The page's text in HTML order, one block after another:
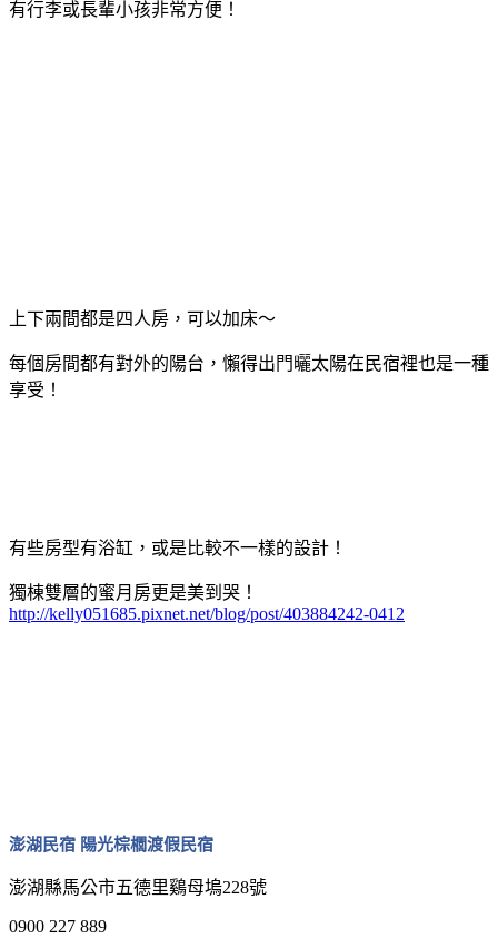
有行李或長輩小孩非常方便！
上下兩間都是四人房，可以加床～
每個房間都有對外的陽台，懶得出門曬太陽在民宿裡也是一種
享受！
有些房型有浴缸，或是比較不一樣的設計！
獨棟雙層的蜜月房更是美到哭！
http://kelly051685.pixnet.net/blog/post/403884242-0412
澎湖民宿 陽光棕櫚渡假民宿
澎湖縣馬公市五德里鷄母塢228號
0900 227 889